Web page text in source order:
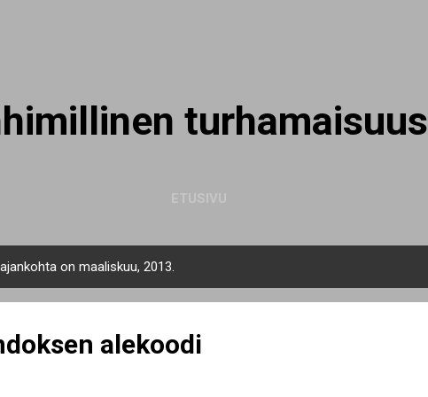
turhamaisuus
on maaliskuu, 2013.
alekoodi